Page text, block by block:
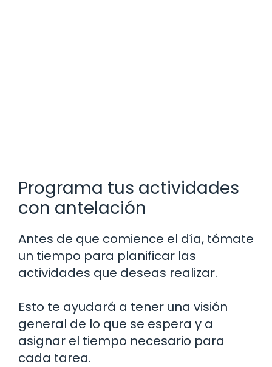
Programa tus actividades
con antelación
Antes de que comience el día, tómate
un tiempo para planificar las
actividades que deseas realizar.
Esto te ayudará a tener una visión
general de lo que se espera y a
asignar el tiempo necesario para
cada tarea.